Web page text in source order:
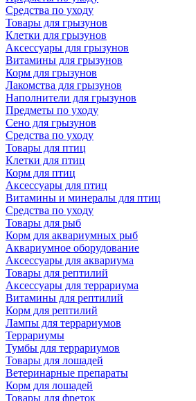
Средства по уходу
Товары для грызунов
Клетки для грызунов
Аксессуары для грызунов
Витамины для грызунов
Корм для грызунов
Лакомства для грызунов
Наполнители для грызунов
Предметы по уходу
Сено для грызунов
Средства по уходу
Товары для птиц
Клетки для птиц
Корм для птиц
Аксессуары для птиц
Витамины и минералы для птиц
Средства по уходу
Товары для рыб
Корм для аквариумных рыб
Аквариумное оборудование
Аксессуары для аквариума
Товары для рептилий
Аксессуары для террариума
Витамины для рептилий
Корм для рептилий
Лампы для террариумов
Террариумы
Тумбы для террариумов
Товары для лошадей
Ветеринарные препараты
Корм для лошадей
Товары для фреток